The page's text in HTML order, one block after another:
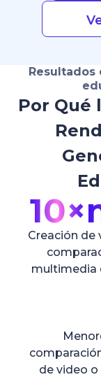
Por Qué
10×
Creación de
multimedia
de video